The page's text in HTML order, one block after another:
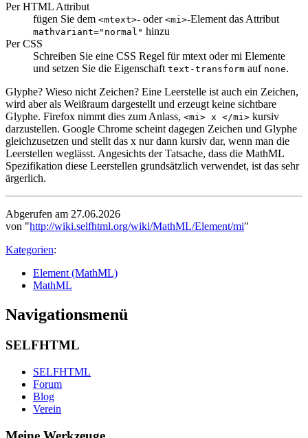
Per HTML Attribut
fügen Sie dem <mtext>- oder <mi>-Element das Attribut
mathvariant="normal" hinzu
Per CSS
Schreiben Sie eine CSS Regel für mtext oder mi Elemente
und setzen Sie die Eigenschaft text-transform auf none.
Glyphe? Wieso nicht Zeichen? Eine Leerstelle ist auch ein Zeichen,
wird aber als Weißraum dargestellt und erzeugt keine sichtbare
Glyphe. Firefox nimmt dies zum Anlass, <mi> x </mi> kursiv
darzustellen. Google Chrome scheint dagegen Zeichen und Glyphe
gleichzusetzen und stellt das x nur dann kursiv dar, wenn man die
Leerstellen weglässt. Angesichts der Tatsache, dass die MathML
Spezifikation diese Leerstellen grundsätzlich verwendet, ist das sehr
ärgerlich.
Abgerufen am 27.06.2026
von "http://wiki.selfhtml.org/wiki/MathML/Element/mi"
Kategorien:
Element (MathML)
MathML
Navigationsmenü
SELFHTML
SELFHTML
Forum
Blog
Verein